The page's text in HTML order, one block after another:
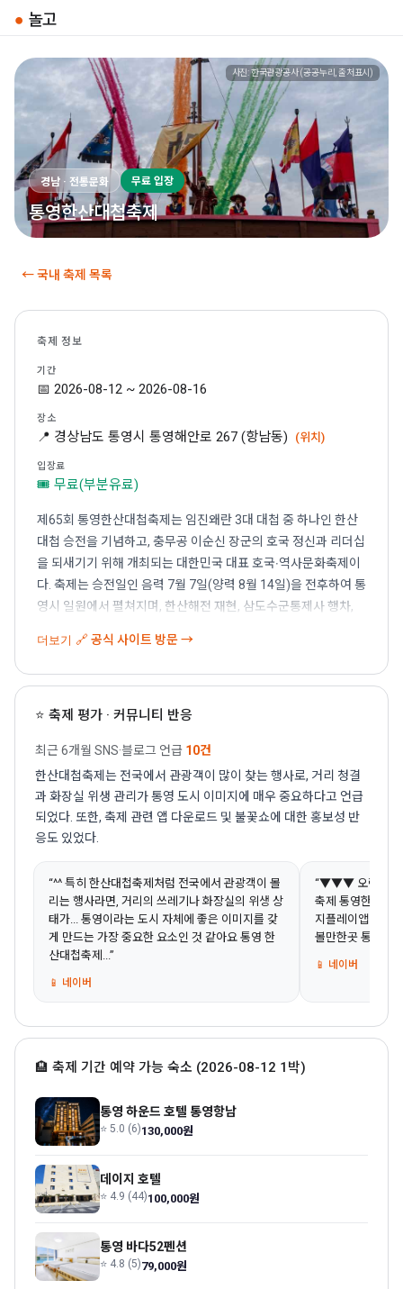
● 놀고
사진: 한국관광공사 (공공누리, 출처표시)
경남 · 전통문화 무료 입장
통영한산대첩축제
← 국내 축제 목록
축제 정보
기간
📅 2026-08-12 ~ 2026-08-16
장소
📍 경상남도 통영시 통영해안로 267 (항남동) (위치)
입장료
🎟 무료(부분유료)
제65회 통영한산대첩축제는 임진왜란 3대 대첩 중 하나인 한산
대첩 승전을 기념하고, 충무공 이순신 장군의 호국 정신과 리더십
을 되새기기 위해 개최되는 대한민국 대표 호국‧역사문화축제이
다. 축제는 승전일인 음력 7월 7일(양력 8월 14일)을 전후하여 통
영시 일원에서 펼쳐지며, 한산해전 재현, 삼도수군통제사 행차,
수 있는 프로그램으로 구성된다.
남녀노소 누구나 참여 가능한 축제로 자리매김하고 있다. 통영의
아름다운 바다와 역사문화자원을 바탕으로 전통과 현대가 어우
러진 특별한 축제 경험을 제공하며, 대한민국을 대표하는 글로벌
호국‧역사재현 축제로 도약하고자 한다.
더보기 🔗 공식 사이트 방문 →
⭐ 축제 평가 · 커뮤니티 반응
최근 6개월 SNS·블로그 언급 10건
한산대첩축제는 전국에서 관광객이 많이 찾는 행사로, 거리 청결
과 화장실 위생 관리가 통영 도시 이미지에 매우 중요하다고 언급
되었다. 또한, 축제 관련 앱 다운로드 및 불꽃쇼에 대한 홍보성 반
응도 있었다.
“^^ 특히 한산대첩축제처럼 전국에서 관광객이 몰
리는 행사라면, 거리의 쓰레기나 화장실의 위생 상
태가... 통영이라는 도시 자체에 좋은 이미지를 갖
게 만드는 가장 중요한 요소인 것 같아요 통영 한
산대첩축제...”
📱 네이버
“▼▼▼ 오렌지플
축제 통영한산대
지플레이앱 통영
볼만한곳 통영붗
📱 네이버
🏨 축제 기간 예약 가능 숙소 (2026-08-12 1박)
통영 하운드 호텔 통영항남
⭐ 5.0 (6)130,000원
데이지 호텔
⭐ 4.9 (44)100,000원
통영 바다52펜션
⭐ 4.8 (5)79,000원